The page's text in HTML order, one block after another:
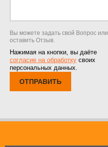
Вы можете задать свой Вопрос или
оставить Отзыв.
Нажимая на кнопки, вы даёте
согласие на обработку своих
персональных данных.
ОТПРАВИТЬ